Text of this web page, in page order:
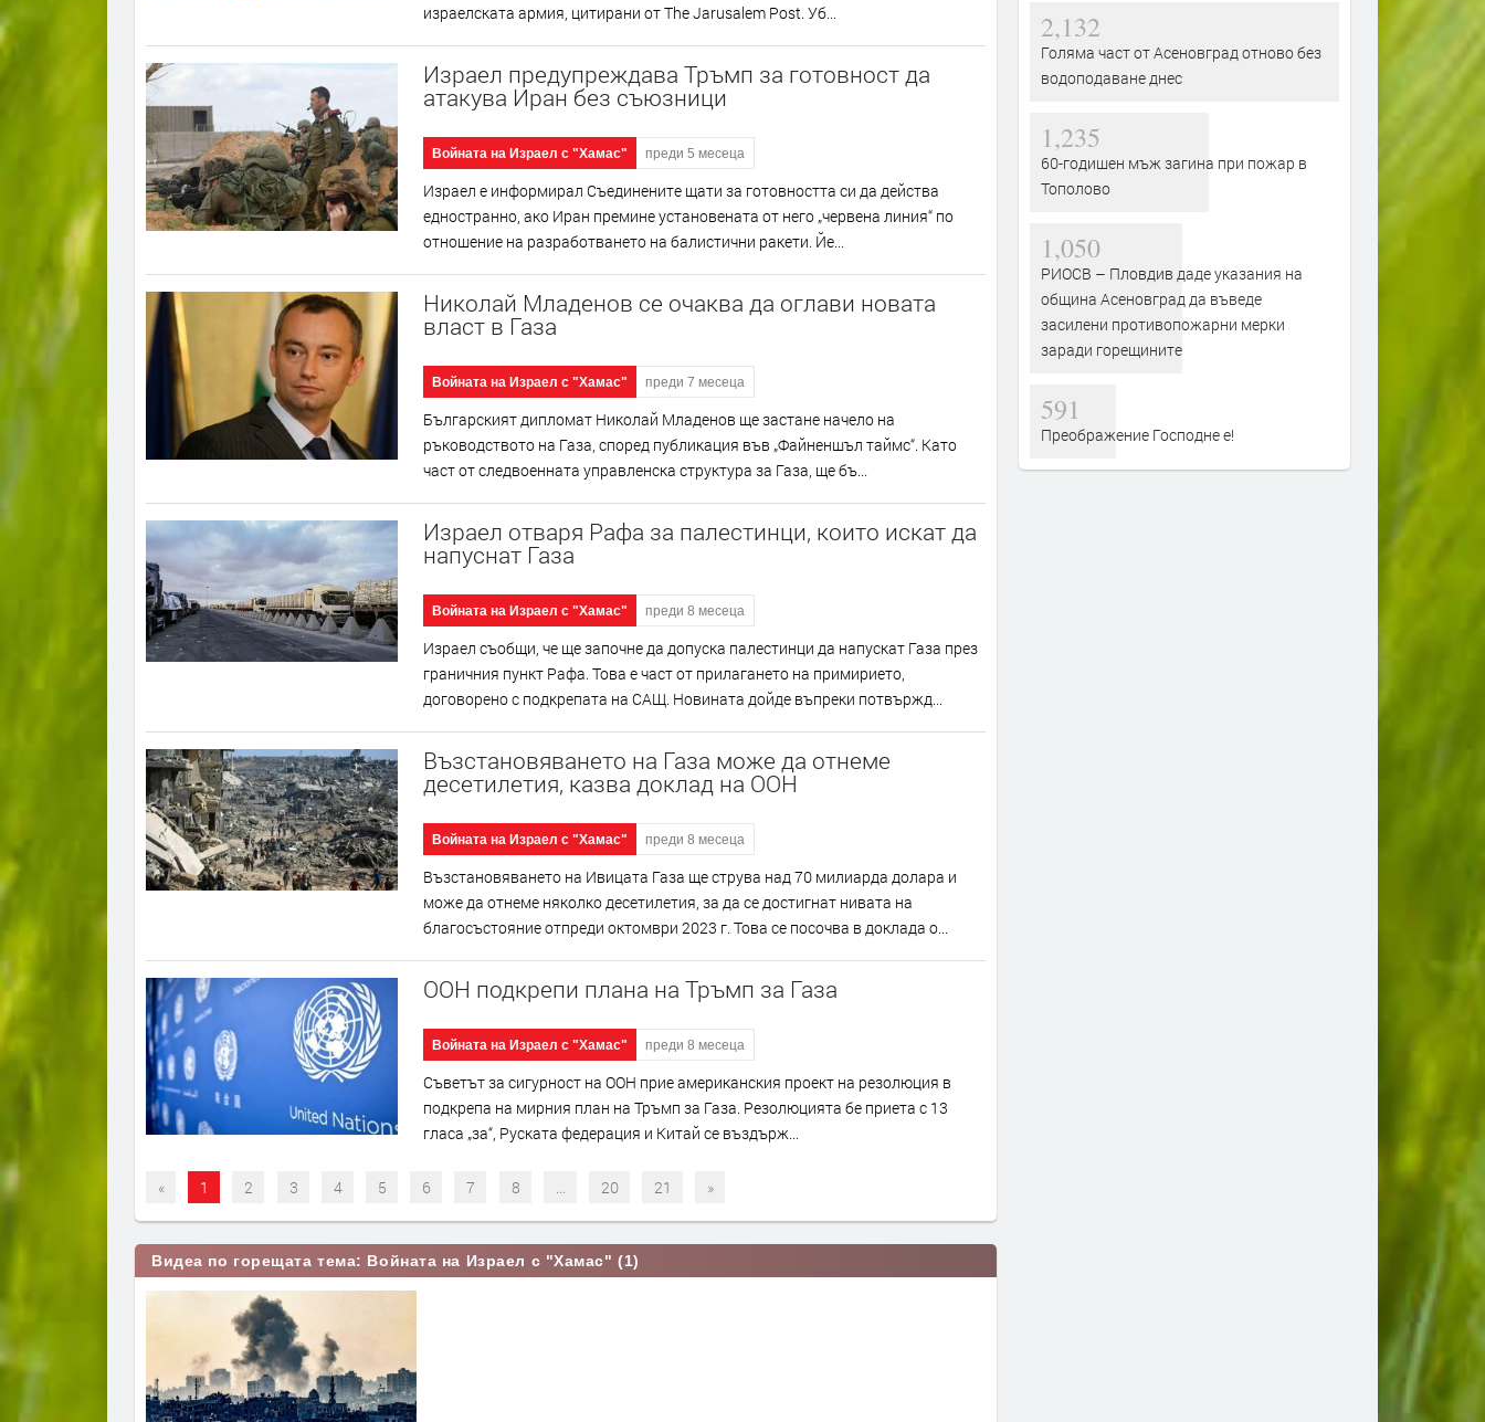
израелската армия, цитирани от The Jarusalem Post. Уб...
Израел предупреждава Тръмп за готовност да
атакува Иран без съюзници
Войната на Израел с "Хамас" преди 5 месеца
Израел е информирал Съединените щати за готовността си да действа
едностранно, ако Иран премине установената от него „червена линия“ по
отношение на разработването на балистични ракети. Йе...
Николай Младенов се очаква да оглави новата
власт в Газа
Войната на Израел с "Хамас" преди 7 месеца
Българският дипломат Николай Младенов ще застане начело на
ръководството на Газа, според публикация във „Файненшъл таймс“. Като
част от следвоенната управленска структура за Газа, ще бъ...
Израел отваря Рафа за палестинци, които искат да
напуснат Газа
Войната на Израел с "Хамас" преди 8 месеца
Израел съобщи, че ще започне да допуска палестинци да напускат Газа през
граничния пункт Рафа. Това е част от прилагането на примирието,
договорено с подкрепата на САЩ. Новината дойде въпреки потвържд...
Възстановяването на Газа може да отнеме
десетилетия, казва доклад на ООН
Войната на Израел с "Хамас" преди 8 месеца
Възстановяването на Ивицата Газа ще струва над 70 милиарда долара и
може да отнеме няколко десетилетия, за да се достигнат нивата на
благосъстояние отпреди октомври 2023 г. Това се посочва в доклада о...
ООН подкрепи плана на Тръмп за Газа
Войната на Израел с "Хамас" преди 8 месеца
Съветът за сигурност на ООН прие американския проект на резолюция в
подкрепа на мирния план на Тръмп за Газа. Резолюцията бе приета с 13
гласа „за“, Руската федерация и Китай се въздърж...
« 1 2 3 4 5 6 7 8 ... 20 21 »
Видеа по горещата тема: Войната на Израел с "Хамас" (1)
2,132
Голяма част от Асеновград отново без
водоподаване днес
1,235
60-годишен мъж загина при пожар в
Тополово
1,050
РИОСВ – Пловдив даде указания на
община Асеновград да въведе
засилени противопожарни мерки
заради горещините
591
Преображение Господне е!